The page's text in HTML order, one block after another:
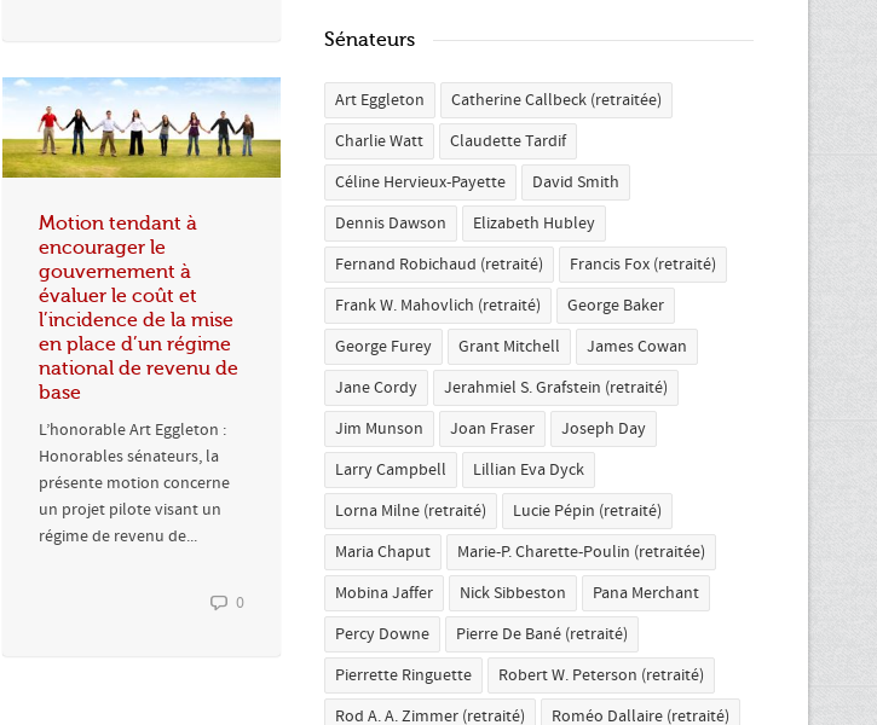
Motion tendant à
encourager le
gouvernement à
évaluer le coût et
l’incidence de la mise
en place d’un régime
national de revenu de
base
L’honorable Art Eggleton :
Honorables sénateurs, la
présente motion concerne
un projet pilote visant un
régime de revenu de...
0
Sénateurs
Art Eggleton
Catherine Callbeck (retraitée)
Charlie Watt
Claudette Tardif
Céline Hervieux-Payette
David Smith
Dennis Dawson
Elizabeth Hubley
Fernand Robichaud (retraité)
Francis Fox (retraité)
Frank W. Mahovlich (retraité)
George Baker
George Furey
Grant Mitchell
James Cowan
Jane Cordy
Jerahmiel S. Grafstein (retraité)
Jim Munson
Joan Fraser
Joseph Day
Larry Campbell
Lillian Eva Dyck
Lorna Milne (retraité)
Lucie Pépin (retraité)
Maria Chaput
Marie-P. Charette-Poulin (retraitée)
Mobina Jaffer
Nick Sibbeston
Pana Merchant
Percy Downe
Pierre De Bané (retraité)
Pierrette Ringuette
Robert W. Peterson (retraité)
Rod A. A. Zimmer (retraité)
Roméo Dallaire (retraité)